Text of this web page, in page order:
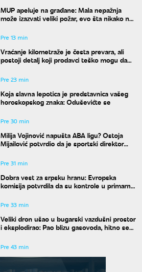
MUP apeluje na građane: Mala nepažnja
može izazvati veliki požar, evo šta nikako ne
Pre 13 min
Vraćanje kilometraže je česta prevara, ali
postoji detalj koji prodavci teško mogu da
Pre 23 min
Koja slavna lepotica je predstavnica vašeg
horoskopskog znaka: Oduševićte se
Pre 30 min
Milija Vojinović napušta ABA ligu? Ostoja
Mijailović potvrdio da je sportski direktor
Pre 31 min
Dobra vest za srpsku hranu: Evropska
komisija potvrdila da su kontrole u primarnoj
Pre 33 min
Veliki dron ušao u bugarski vazdušni prostor
i eksplodirao: Pao blizu gasovoda, hitno se
Pre 43 min